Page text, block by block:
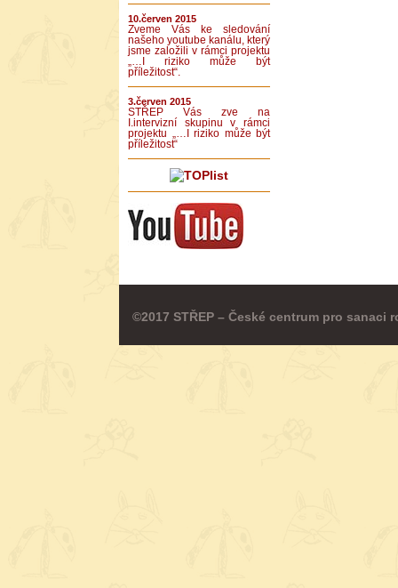
10.červen 2015
Zveme Vás ke sledování
našeho youtube kanálu, který
jsme založili v rámci projektu
„…I riziko může být
příležitost“.
3.červen 2015
STŘEP Vás zve na
I.intervizní skupinu v rámci
projektu „…I riziko může být
příležitost“
©2017 STŘEP – České centrum pro sanaci